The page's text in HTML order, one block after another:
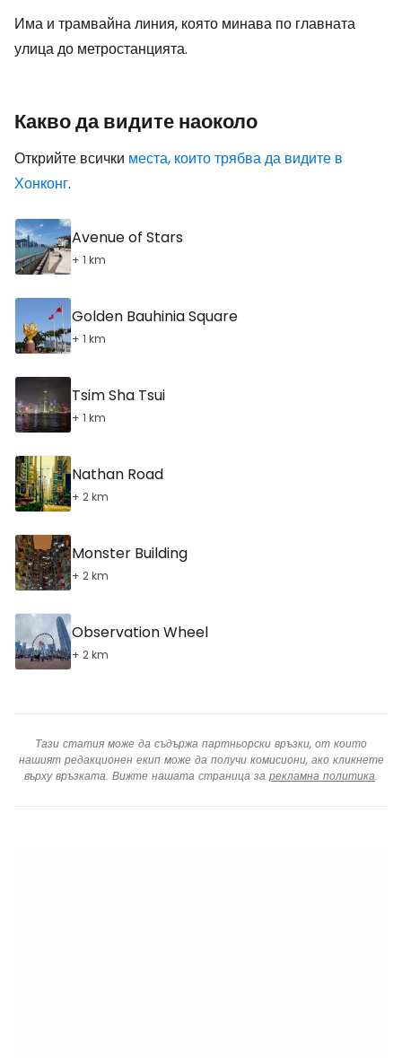
Има и трамвайна линия, която минава по главната
улица до метростанцията.
Какво да видите наоколо
Открийте всички места, които трябва да видите в
Хонконг.
Avenue of Stars
+ 1 km
Golden Bauhinia Square
+ 1 km
Tsim Sha Tsui
+ 1 km
Nathan Road
+ 2 km
Monster Building
+ 2 km
Observation Wheel
+ 2 km
Тази статия може да съдържа партньорски връзки, от които
нашият редакционен екип може да получи комисиони, ако кликнете
върху връзката. Вижте нашата страница за рекламна политика.